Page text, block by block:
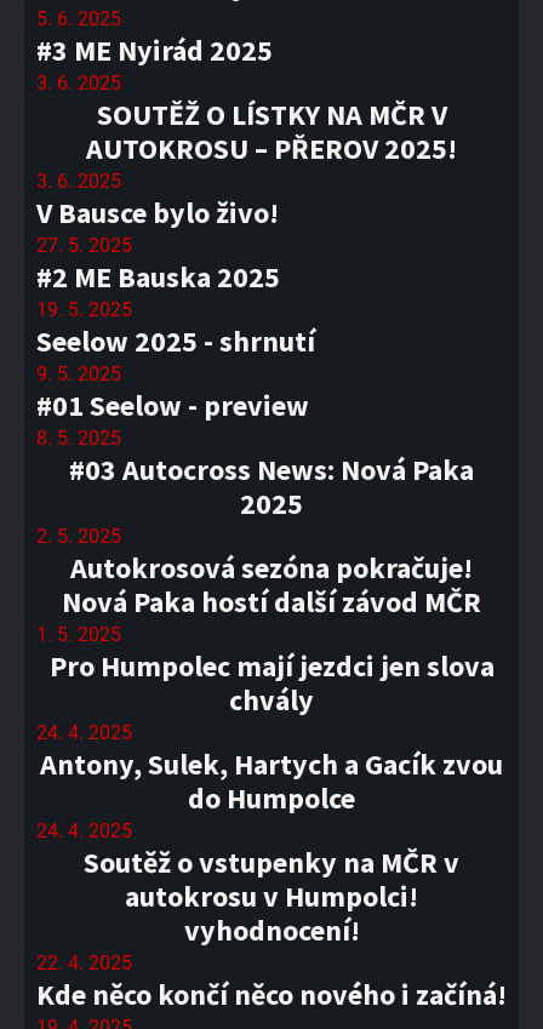
5. 6. 2025
#3 ME Nyirád 2025
3. 6. 2025
SOUTĚŽ O LÍSTKY NA MČR V
AUTOKROSU – PŘEROV 2025!
3. 6. 2025
V Bausce bylo živo!
27. 5. 2025
#2 ME Bauska 2025
19. 5. 2025
Seelow 2025 - shrnutí
9. 5. 2025
#01 Seelow - preview
8. 5. 2025
#03 Autocross News: Nová Paka
2025
2. 5. 2025
Autokrosová sezóna pokračuje!
Nová Paka hostí další závod MČR
1. 5. 2025
Pro Humpolec mají jezdci jen slova
chvály
24. 4. 2025
Antony, Sulek, Hartych a Gacík zvou
do Humpolce
24. 4. 2025
Soutěž o vstupenky na MČR v
autokrosu v Humpolci!
vyhodnocení!
22. 4. 2025
Kde něco končí něco nového i začíná!